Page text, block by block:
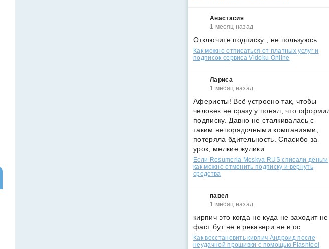
Анастасия
1 месяц назад
Отключите подписку , не пользуюсь
Как можно отписаться от платных услуг и
подписок сервиса Vidoku Online
Лариса
1 месяц назад
Аферисты! Всё устроено так, чтобы
человек не сразу у понял, что
подписку. Давно не сталкивалась с
таким непорядочными компаниями,
потеряла бдительность. Спасибо за
урок, мелкие жулики
Если Resumeria Moskva RUS списали
как можно отменить подписку и вернуть
средства
павел
1 месяц назад
кирпич это когда не куда не заходит не
фаст бут не в рекавери не в ос
Как восстановить кирпич Андроид после
неудачной прошивки с помощью Flashtool